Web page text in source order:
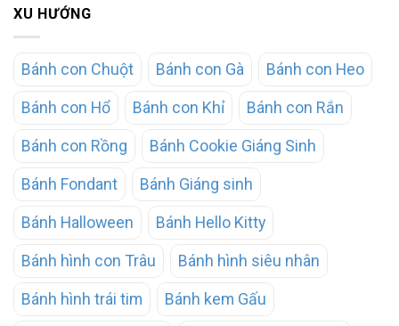
XU HƯỚNG
Bánh con Chuột Bánh con Gà Bánh con Heo
Bánh con Hổ Bánh con Khỉ Bánh con Rắn
Bánh con Rồng Bánh Cookie Giáng Sinh
Bánh Fondant Bánh Giáng sinh
Bánh Halloween Bánh Hello Kitty
Bánh hình con Trâu Bánh hình siêu nhân
Bánh hình trái tim Bánh kem Gấu